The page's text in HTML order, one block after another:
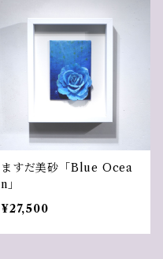
ますだ美砂「Blue Ocea
n」
¥27,500